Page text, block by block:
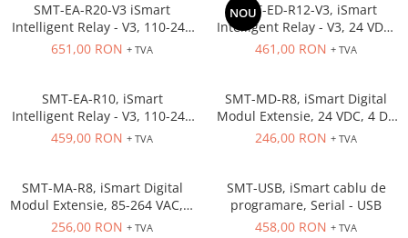
Text Panel
Touch Panel / HMI
Solutii industriale Ethernet
Router si switch-uri industriale
Afisoare digitale
Convertizoare de frecventa
Delta Electronics
SMT-EA-R20-V3 iSmart
Intelligent Relay - V3, 110-240
VAC, HMI, 12 DI (AC) 8 Rly out
651,00 RON + TVA
NOU
SMT-ED-R12-V3, iSmart
Intelligent Relay - V3, 24 VDC,
HMI, 8 DC in, 2A/D in 4 Rly out
461,00 RON + TVA
SMT-EA-R10, iSmart
Intelligent Relay - V3, 110-240
VAC, HMI, 6 DI (AC) 4 Rly out
459,00 RON + TVA
SMT-MD-R8, iSmart Digital
Modul Extensie, 24 VDC, 4 DI,
4 RLY Out (8A,2A)
246,00 RON + TVA
SMT-MA-R8, iSmart Digital
Modul Extensie, 85-264 VAC, 4
DI (AC), 4 RLY Out (8A,2A)
256,00 RON + TVA
SMT-USB, iSmart cablu de
programare, Serial - USB
458,00 RON + TVA